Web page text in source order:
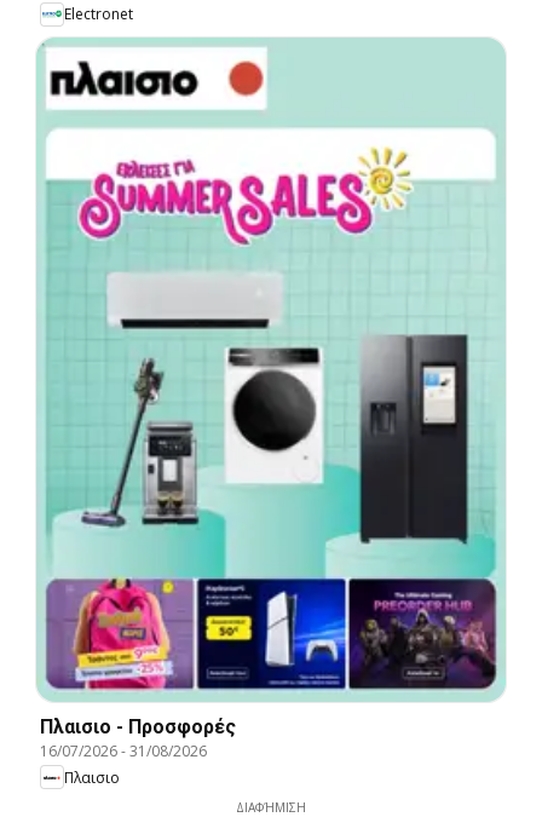
Electronet
Πλαισιο - Προσφορές
16/07/2026-31/08/2026
Πλαισιο
ΔΙΑΦΉΜΙΣΗ